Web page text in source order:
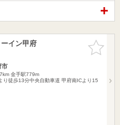
お気に入
りに追加
イン甲府
市
金手駅779m
り徒歩13分中央自動車道 甲府南ICより15